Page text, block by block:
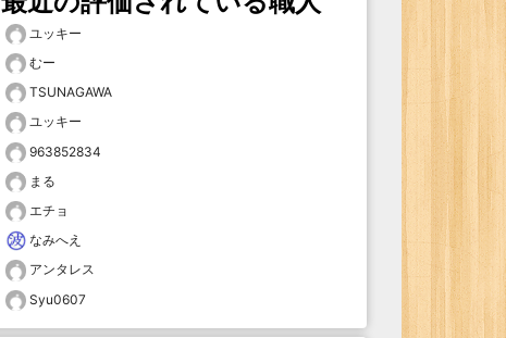
ユッキー
むー
TSUNAGAWA
ユッキー
963852834
まる
エチョ
なみへえ
アンタレス
Syu0607